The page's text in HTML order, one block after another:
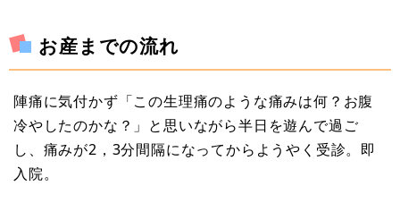
お産までの流れ
陣痛に気付かず「この生理痛のような痛みは何？お腹
冷やしたのかな？」と思いながら半日を遊んで過ご
し、痛みが2，3分間隔になってからようやく受診。即
入院。